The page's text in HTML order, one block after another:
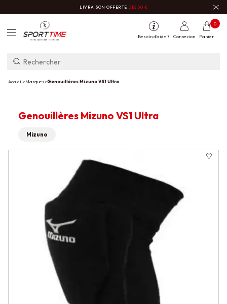
LIVRAISON OFFERTE DÈS 50 €
Besoin d'aide ? Connexion Panier
0
Accueil>Marques>Genouillères Mizuno VS1 Ultra
Genouillères Mizuno VS1 Ultra
Mizuno